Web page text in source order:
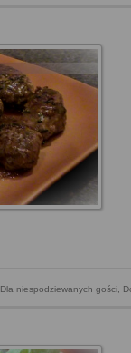
Dla niespodziewanych gości,